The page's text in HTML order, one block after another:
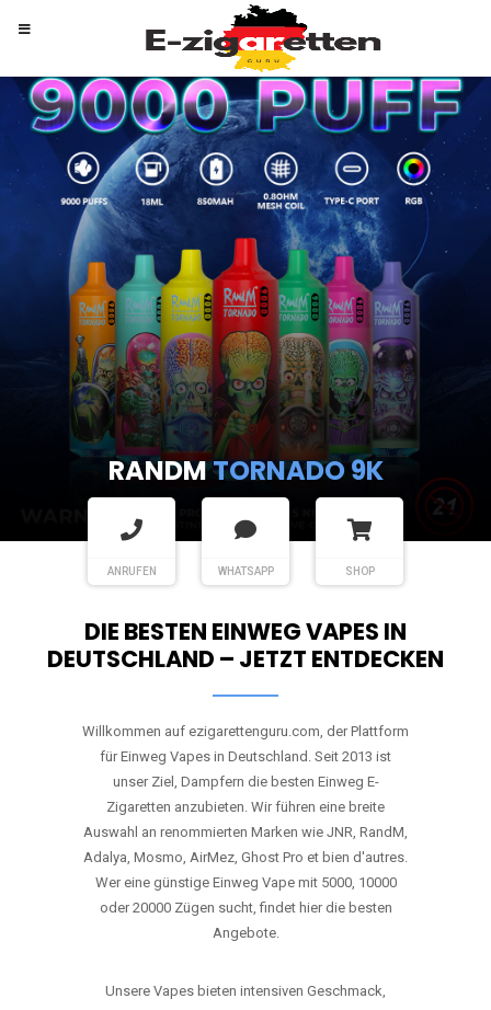
RANDMTORNADO 9K
DIE BESTEN EINWEG VAPES IN
DEUTSCHLAND – JETZT ENTDECKEN
Willkommen auf ezigarettenguru.com, der Plattform
für Einweg Vapes in Deutschland. Seit 2013 ist
unser Ziel, Dampfern die besten Einweg E-
Zigaretten anzubieten. Wir führen eine breite
Auswahl an renommierten Marken wie JNR, RandM,
Adalya, Mosmo, AirMez, Ghost Pro et bien d'autres.
Wer eine günstige Einweg Vape mit 5000, 10000
oder 20000 Zügen sucht, findet hier die besten
Angebote.
Unsere Vapes bieten intensiven Geschmack,